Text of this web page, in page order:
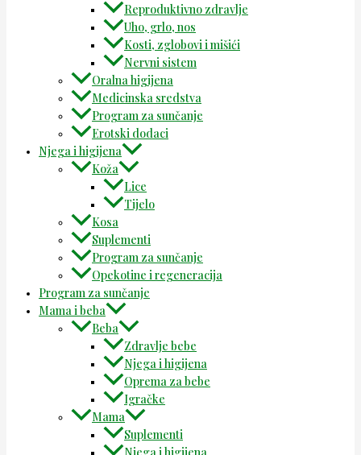
Reproduktivno zdravlje
Uho, grlo, nos
Kosti, zglobovi i mišići
Nervni sistem
Oralna higijena
Medicinska sredstva
Program za sunčanje
Erotski dodaci
Njega i higijena
Koža
Lice
Tijelo
Kosa
Suplementi
Program za sunčanje
Opekotine i regeneracija
Program za sunčanje
Mama i beba
Beba
Zdravlje bebe
Njega i higijena
Oprema za bebe
Igračke
Mama
Suplementi